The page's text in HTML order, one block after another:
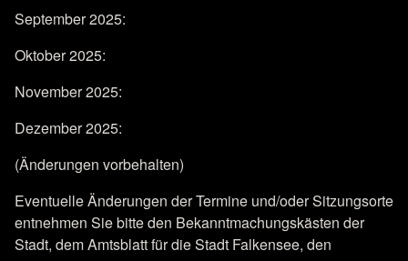
September 2025:
Oktober 2025:
November 2025:
Dezember 2025:
(Änderungen vorbehalten)
Eventuelle Änderungen der Termine und/oder Sitzungsorte
entnehmen Sie bitte den Bekanntmachungskästen der
Stadt, dem Amtsblatt für die Stadt Falkensee, den